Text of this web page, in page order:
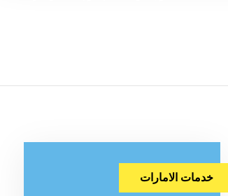
خدمات الامارات